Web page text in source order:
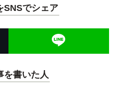
SNSでシェア
を書いた人